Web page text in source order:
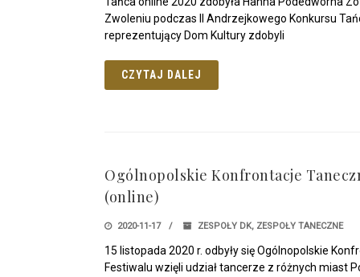
Zwoleniu podczas II Andrzejkowego Konkursu
reprezentujący Dom Kultury zdobyli
CZYTAJ DALEJ
Ogólnopolskie Konfrontacje
(online)
2020-11-17 ZESPOŁY DK, ZESPOŁY TANECZNE
15 listopada 2020 r. odbyły się Ogólnopolskie
Festiwalu wzięli udział tancerze z różnych miast